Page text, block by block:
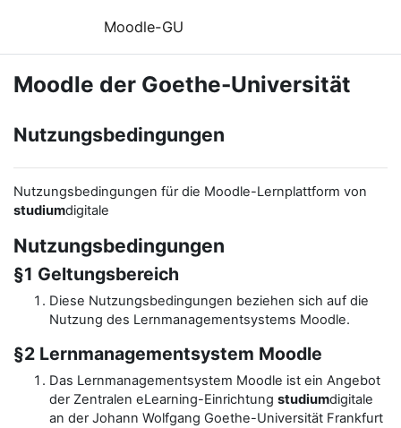
Moodle-GU
Moodle der Goethe-Universität
Nutzungsbedingungen
Nutzungsbedingungen für die Moodle-Lernplattform von
studiumdigitale
Nutzungsbedingungen
§1 Geltungsbereich
Diese Nutzungsbedingungen beziehen sich auf die
Nutzung des Lernmanagementsystems Moodle.
§2 Lernmanagementsystem Moodle
Das Lernmanagementsystem Moodle ist ein Angebot
der Zentralen eLearning-Einrichtung studiumdigitale
an der Johann Wolfgang Goethe-Universität Frankfurt